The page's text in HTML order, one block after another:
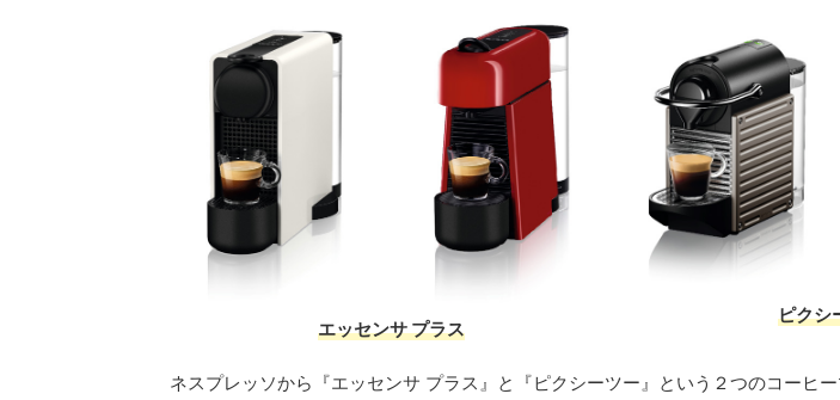
エッセンサ プラス
ピクシ
ネスプレッソから『エッセンサ プラス』と『ピクシーツー』という２つのコーヒ